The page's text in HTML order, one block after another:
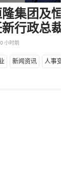
隆集团及恒
行政总裁
小时前
新闻资讯 人事变动